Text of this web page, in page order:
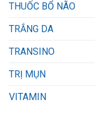
THUỐC BỔ NÃO
TRẮNG DA
TRANSINO
TRỊ MỤN
VITAMIN